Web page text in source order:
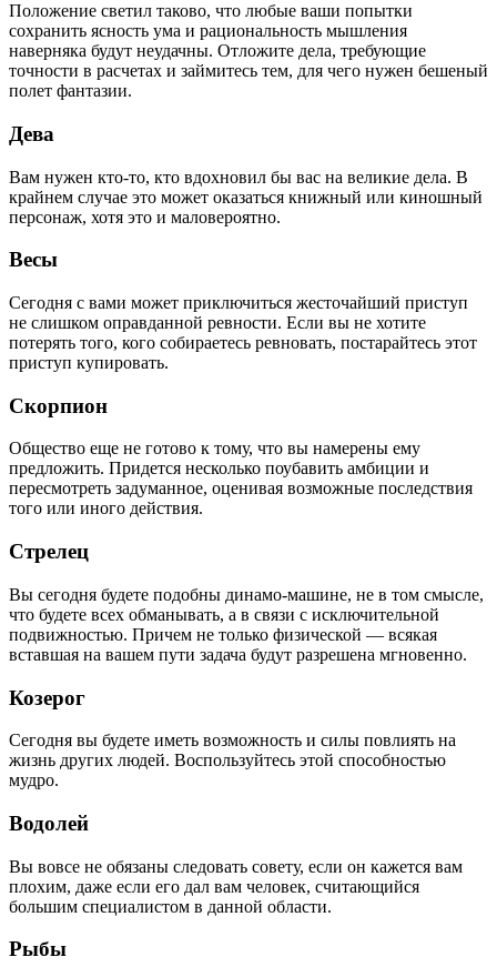
Положение светил таково, что любые ваши попытки
сохранить ясность ума и рациональность мышления
наверняка будут неудачны. Отложите дела, требующие
точности в расчетах и займитесь тем, для чего нужен бешеный
полет фантазии.
Дева
Вам нужен кто-то, кто вдохновил бы вас на великие дела. В
крайнем случае это может оказаться книжный или киношный
персонаж, хотя это и маловероятно.
Весы
Сегодня с вами может приключиться жесточайший приступ
не слишком оправданной ревности. Если вы не хотите
потерять того, кого собираетесь ревновать, постарайтесь этот
приступ купировать.
Скорпион
Общество еще не готово к тому, что вы намерены ему
предложить. Придется несколько поубавить амбиции и
пересмотреть задуманное, оценивая возможные последствия
того или иного действия.
Стрелец
Вы сегодня будете подобны динамо-машине, не в том смысле,
что будете всех обманывать, а в связи с исключительной
подвижностью. Причем не только физической — всякая
вставшая на вашем пути задача будут разрешена мгновенно.
Козерог
Сегодня вы будете иметь возможность и силы повлиять на
жизнь других людей. Воспользуйтесь этой способностью
мудро.
Водолей
Вы вовсе не обязаны следовать совету, если он кажется вам
плохим, даже если его дал вам человек, считающийся
большим специалистом в данной области.
Рыбы